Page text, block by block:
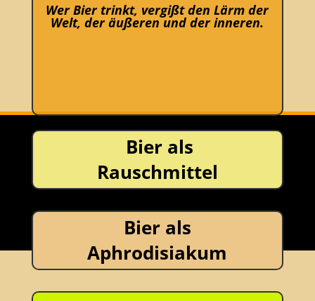
Wer Bier trinkt, vergißt den Lärm der
Welt, der äußeren und der inneren.
Was war
Bier?
Bier war nicht immer so derartig
langweilig. Bier wurde früher durch die
Kraft bestimmter Kräuter belebt.
Bier als
Rauschmittel
Bier als
Aphrodisiakum